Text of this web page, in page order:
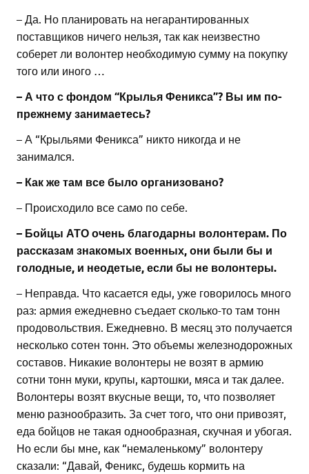
– Да. Но планировать на негарантированных
поставщиков ничего нельзя, так как неизвестно
соберет ли волонтер необходимую сумму на покупку
того или иного …
– А что с фондом “Крылья Феникса”? Вы им по-
прежнему занимаетесь?
– А “Крыльями Феникса” никто никогда и не
занимался.
– Как же там все было организовано?
– Происходило все само по себе.
– Бойцы АТО очень благодарны волонтерам. По
рассказам знакомых военных, они были бы и
голодные, и неодетые, если бы не волонтеры.
– Неправда. Что касается еды, уже говорилось много
раз: армия ежедневно съедает сколько-то там тонн
продовольствия. Ежедневно. В месяц это получается
несколько сотен тонн. Это объемы железнодорожных
составов. Никакие волонтеры не возят в армию
сотни тонн муки, крупы, картошки, мяса и так далее.
Волонтеры возят вкусные вещи, то, что позволяет
меню разнообразить. За счет того, что они привозят,
еда бойцов не такая однообразная, скучная и убогая.
Но если бы мне, как “немаленькому” волонтеру
сказали: “Давай, Феникс, будешь кормить на